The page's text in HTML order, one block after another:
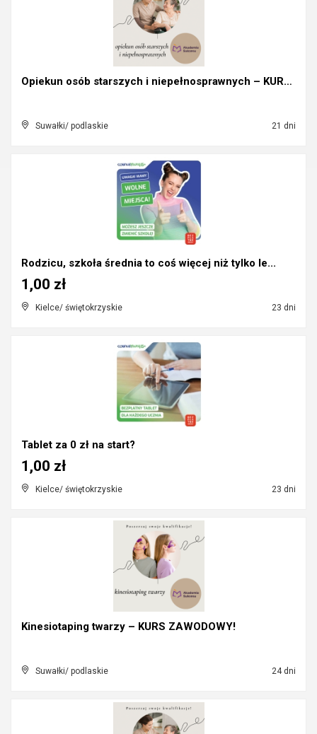
Opiekun osób starszych i niepełnosprawnych – KURS!...
Suwałki/ podlaskie 21 dni
Rodzicu, szkoła średnia to coś więcej niż tylko le...
Kielce/ świętokrzyskie 23 dni
1,00 zł
Tablet za 0 zł na start?
Kielce/ świętokrzyskie 23 dni
1,00 zł
Kinesiotaping twarzy – KURS ZAWODOWY!
Suwałki/ podlaskie 24 dni